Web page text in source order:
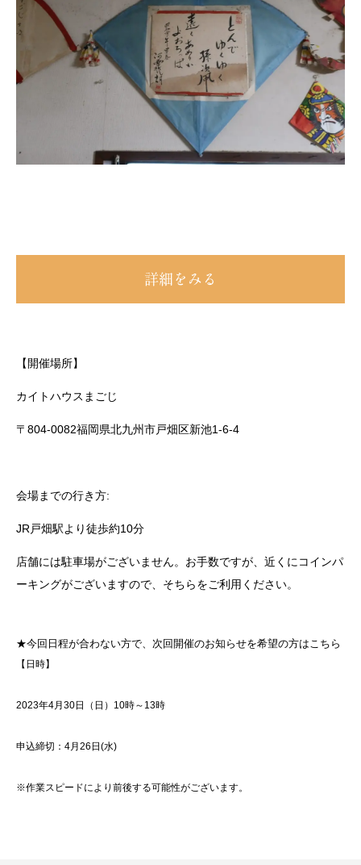
詳細をみる
【開催場所】
カイトハウスまごじ
〒804-0082福岡県北九州市戸畑区新池1-6-4
会場までの行き方:
JR戸畑駅より徒歩約10分
店舗には駐車場がございません。お手数ですが、近くにコインパ
ーキングがございますので、そちらをご利用ください。
★今回日程が合わない方で、次回開催のお知らせを希望の方はこちら
【日時】
2023年4月30日（日）10時～13時
申込締切：4月26日(水)
※作業スピードにより前後する可能性がございます。